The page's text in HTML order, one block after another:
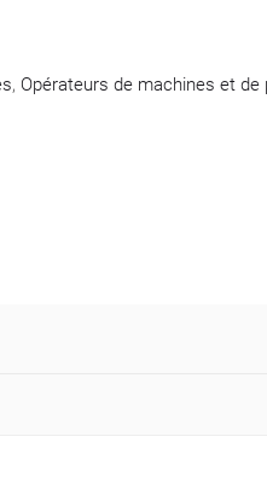
, Opérateurs de machines et